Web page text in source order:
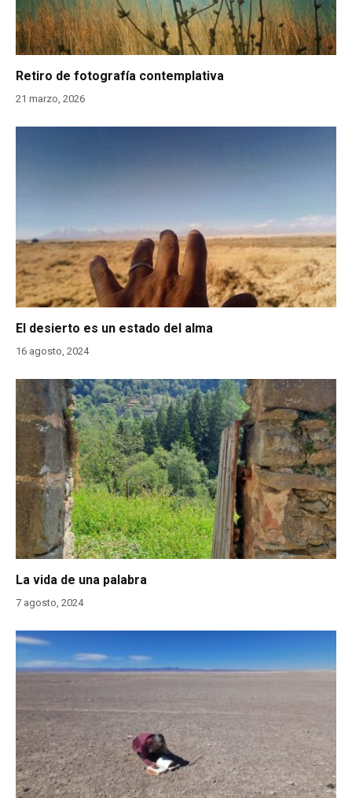
Retiro de fotografía contemplativa
21 marzo, 2026
El desierto es un estado del alma
16 agosto, 2024
La vida de una palabra
7 agosto, 2024